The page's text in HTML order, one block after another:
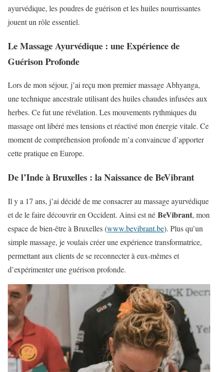
ayurvédique, les poudres de guérison et les huiles nourrissantes
jouent un rôle essentiel.
Le Massage Ayurvédique : une Expérience de
Guérison Profonde
Lors de mon séjour, j’ai reçu mon premier massage Abhyanga,
une technique ancestrale utilisant des huiles chaudes infusées aux
herbes. Ce fut une révélation. Les mouvements rythmiques du
massage ont libéré mes tensions et réactivé mon énergie vitale. Ce
moment de compréhension profonde m’a convaincue d’apporter
cette pratique en Europe.
De l’Inde à Bruxelles : la Naissance de BeVibrant
Il y a 17 ans, j’ai décidé de me consacrer au massage ayurvédique
et de le faire découvrir en Occident. Ainsi est né BeVibrant, mon
espace de bien-être à Bruxelles (www.bevibrant.be). Plus qu’un
simple massage, je voulais créer une expérience transformatrice,
permettant aux clients de se reconnecter à eux-mêmes et
d’expérimenter une guérison profonde.